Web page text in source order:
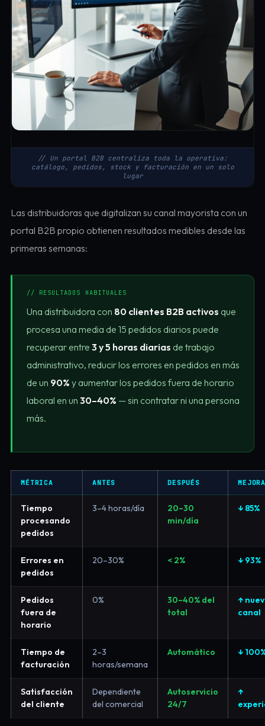
// Un portal B2B centraliza toda la operativa:
catálogo, pedidos, stock y facturación en un solo
lugar
Las distribuidoras que digitalizan su canal mayorista con un
portal B2B propio obtienen resultados medibles desde las
primeras semanas:
// RESULTADOS HABITUALES
Una distribuidora con 80 clientes B2B activos que
procesa una media de 15 pedidos diarios puede
recuperar entre 3 y 5 horas diarias de trabajo
administrativo, reducir los errores en pedidos en más
de un 90% y aumentar los pedidos fuera de horario
laboral en un 30–40% — sin contratar ni una persona
más.
MÉTRICA ANTES DESPUÉS
Tiempo
procesando
pedidos
3–4 horas/día
20–30
min/día
↓ 85%
Errores en
pedidos
20–30% < 2% ↓ 93%
Pedidos
fuera de
horario
0%
30–40% del
total
↑
canal
Tiempo de
facturación
2–3
horas/semana
Automático ↓
Satisfacción
del cliente
Dependiente
del comercial
Autoservicio
24/7
↑